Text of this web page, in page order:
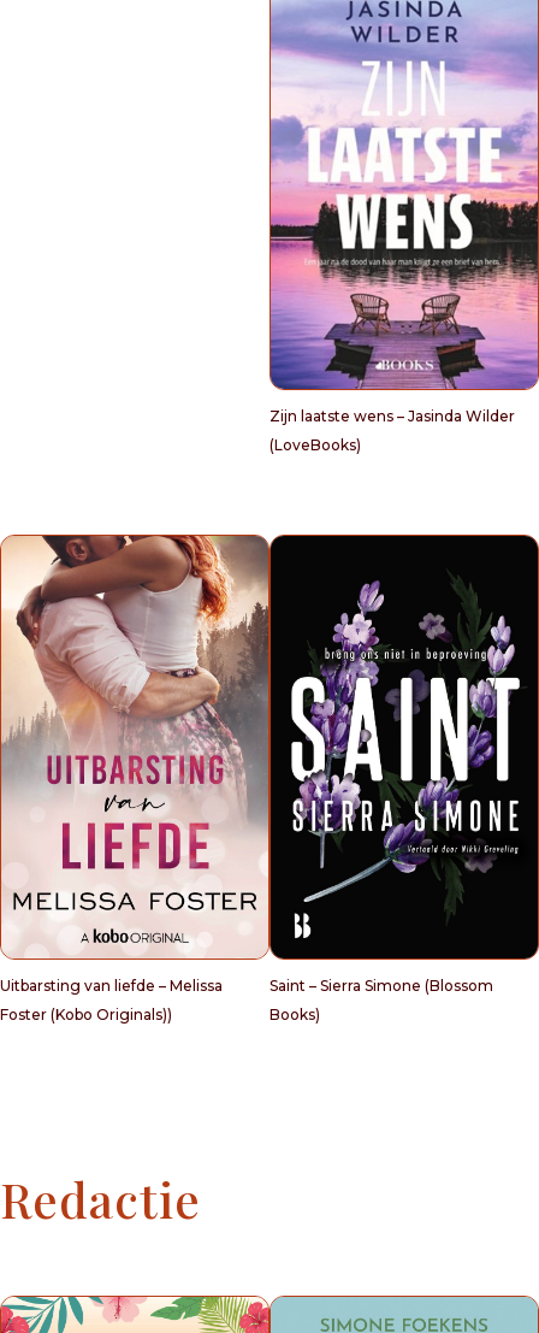
Zijn laatste wens – Jasinda Wilder
(LoveBooks)
Uitbarsting van liefde – Melissa
Foster (Kobo Originals))
Saint – Sierra Simone (Blossom
Books)
Redactie